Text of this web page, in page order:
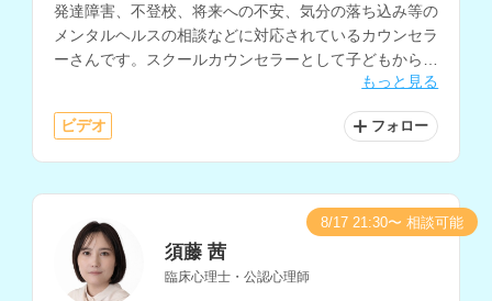
発達障害、不登校、将来への不安、気分の落ち込み等の
メンタルヘルスの相談などに対応されているカウンセラ
ーさんです。スクールカウンセラーとして子どもから大
人まで幅広い年代の方の相談経験をお持ちです。もっと見る
ビデオ フォロー
須藤 茜
臨床心理士・公認心理師
8/17 21:30〜 相談可能